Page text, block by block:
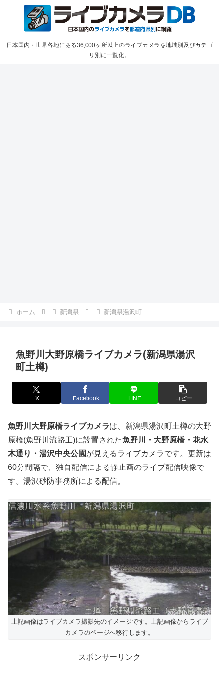
日本国内・世界各地にある36,000ヶ所以上のライブカメラを地域別及びカテゴ
リ別に一覧化。
ホーム 新潟県 新潟県湯沢町
魚野川大野原橋ライブカメラ(新潟県湯沢
町土樽)
X Facebook LINE コピー
魚野川大野原橋ライブカメラは、新潟県湯沢町土樽の大野
原橋(魚野川流路工)に設置された魚野川・大野原橋・花水
木通り・湯沢中央公園が見えるライブカメラです。更新は
60分間隔で、独自配信による静止画のライブ配信映像で
す。湯沢砂防事務所による配信。
上記画像はライブカメラ撮影先のイメージです。上記画像からライブ
カメラのページへ移行します。
スポンサーリンク